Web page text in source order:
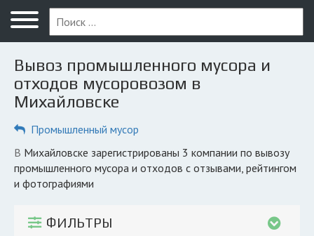
Меню
Главная
Вопрос юристу
Михайловск
ПОЛЬЗОВАТЕЛЯМ
Компании
Экоблог
Личный кабинет
Вывоз промышленного мусора и
отходов мусоровозом в
Михайловске
Промышленный мусор
в Михайловске зарегистрированы 3 компании по вывозу
промышленного мусора и отходов с отзывами, рейтингом
и фотографиями
ФИЛЬТРЫ